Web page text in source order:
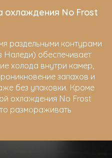
охлаждения No Frost
раздельными контурами
Наледи) обеспечивает
холода внутри камер,
запахов и
без упаковки. Кроме
охлаждения No Frost
размораживать